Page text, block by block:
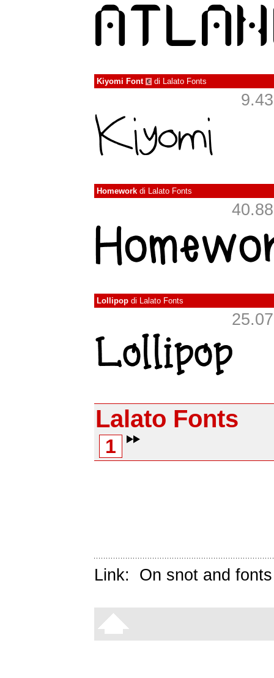
Kiyomi Font € di Lalato Fonts
Homework di Lalato Fonts
Lollipop di Lalato Fonts
Lalato Fonts
1
Link: On snot and fonts